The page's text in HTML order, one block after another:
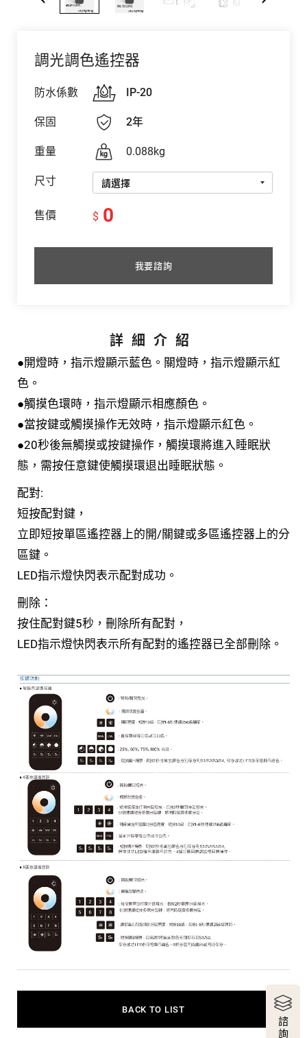
諮
詢
調光調色遙控器
防水係數 IP-20
保固 2年
重量 0.088kg
尺寸
售價 $ 0
我要諮詢
詳細介紹
●開燈時，指⽰燈顯⽰藍⾊。關燈時，指⽰燈顯⽰紅
⾊。
●觸摸⾊環時，指⽰燈顯⽰相應顏⾊。
●當按鍵或觸摸操作⽆效時，指⽰燈顯⽰紅⾊。
●20秒後無觸摸或按鍵操作，觸摸環將進⼊睡眠狀
態，需按任意鍵使觸摸環退出睡眠狀態。
配對:
短按配對鍵，
⽴即短按單區遙控器上的開/關鍵或多區遙控器上的分
區鍵。
LED指⽰燈快閃表⽰配對成功。
刪除：
按住配對鍵5秒，刪除所有配對，
LED指⽰燈快閃表⽰所有配對的遙控器已全部刪除。
BACK TO LIST